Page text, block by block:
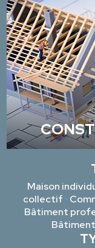
Maison
collectif •
Bâtiment